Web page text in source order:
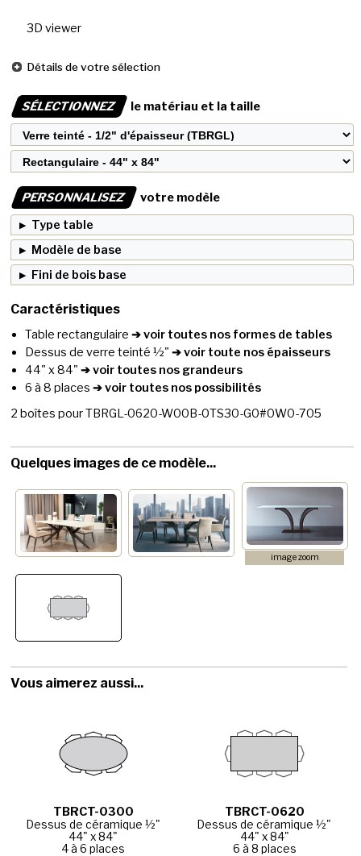
3D viewer
Détails de votre sélection
SÉLECTIONNEZ le matériau et la taille
PERSONNALISEZ
votre modèle
Type table
Modèle de base
Fini de bois base
Caractéristiques
Table rectangulaire ➔ voir toutes nos formes de tables
Dessus de verre teinté ½" ➔ voir toute nos épaisseurs
44" x 84" ➔ voir toutes nos grandeurs
6 à 8 places ➔ voir toutes nos possibilités
2 boîtes pourTBRGL-0620-W00B-0TS30-G0#0W0-705
Quelques images de ce modèle...
image zoom
Vous aimerez aussi...
TBRCT-0300
Dessus de céramique ½"
44" x 84"
4 à 6 places
TBRCT-0620
Dessus de céramique ½"
44" x 84"
6 à 8 places